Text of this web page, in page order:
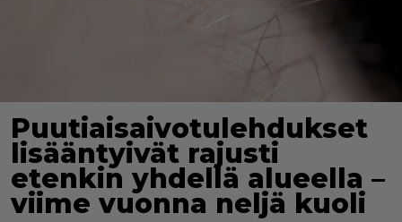
Puutiaisaivotulehdukset
lisääntyivät rajusti
etenkin yhdellä alueella –
viime vuonna neljä kuoli